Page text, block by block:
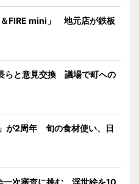
FIRE mini」 地元店が鉄板
らと意見交換 議場で町への
が2周年 旬の食材使い、日